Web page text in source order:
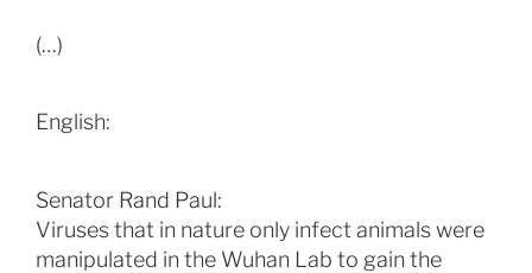
(…)
English:
Senator Rand Paul:
Viruses that in nature only infect animals were
manipulated in the Wuhan Lab to gain the